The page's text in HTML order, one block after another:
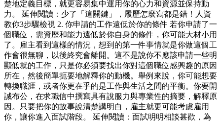
楚地定義目標，就更容易集中運用你的心力和資源並保持動
力。 延伸閱讀：少了「這關鍵」，履歷怎麼寫都是錯！人資
教你3步驟檢視 2. 你申請的工作遠低於你的條件 若你申請了一
個職位，需資歷和能力遠低於你自身的條件，你可能大材小用
了。雇主看到這樣的情況，想到的第一件事情就是你做這個工
作會很無聊，以後終究會離開。這不是說你不應該申請一些明
顯低就的工作，只是你必須要找出你對這個職位感興趣的原因
所在，然後簡單扼要地解釋你的動機。舉例來說，你可能想要
轉換職涯，或者你更在乎的是工作與生活之間的平衡。你要開
誠布公，在求職信中撰寫具有說服力與專業性的摘要，解釋原
因。只要把你的故事說清楚講明白，雇主就更可能考慮雇用
你，讓你進入面試階段。 延伸閱讀：面試明明相談甚歡，為